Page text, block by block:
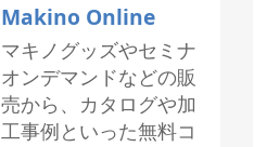
Makino Online
マキノグッズやセミナ
オンデマンドなどの販
売から、カタログや加
工事例といった無料コ